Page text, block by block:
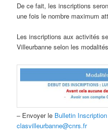
De ce fait, les inscriptions
une fois le nombre maximum
Les inscriptions aux activités
Villeurbanne selon les
– Envoyer le Bulletin
clasvilleurbanne@cnrs.fr